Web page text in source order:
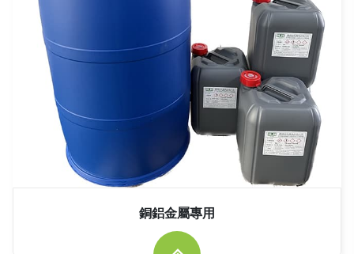
銅鋁金屬專用